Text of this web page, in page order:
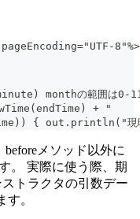
monthの範囲は0-
+ "
{ out.println("現時
beforeメソッド以外に
。 実際に使う際、期
ストラクタの引数デー
。